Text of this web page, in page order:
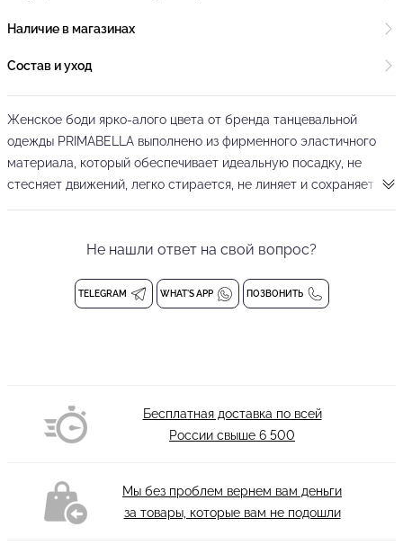
Наличие в магазинах
Состав и уход
Женское боди ярко-алого цвета от бренда танцевальной
одежды PRIMABELLA выполнено из фирменного эластичного
материала, который обеспечивает идеальную посадку, не
стесняет движений, легко стирается, не линяет и сохраняет
Конструкция модели продумана для комфорта и
степень поддержки и моделировать силуэт по
индивидуальным предпочтениям, обеспечивая комфорт и
конструктивные элементы, определяющие долговечность
изделия.
акцентом является эффектный двурядный волан, ниспадающий
с одного плеча. Эта деталь придает образу асимметричность,
Не нашли ответ на свой вопрос?
TELEGRAM WHAT'S APP ПОЗВОНИТЬ
Бесплатная доставка по всей
России свыше 6 500
Мы без проблем вернем вам деньги
за товары, которые вам не подошли